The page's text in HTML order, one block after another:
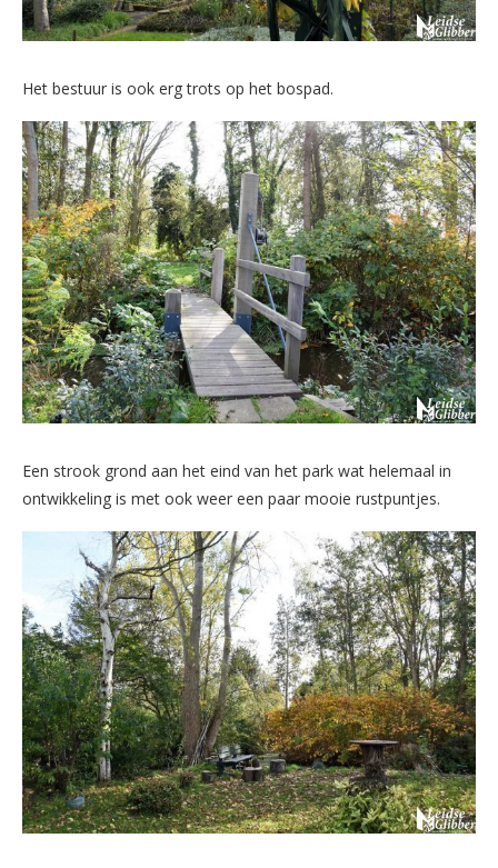
Het bestuur is ook erg trots op het bospad.
Een strook grond aan het eind van het park wat helemaal in
ontwikkeling is met ook weer een paar mooie rustpuntjes.